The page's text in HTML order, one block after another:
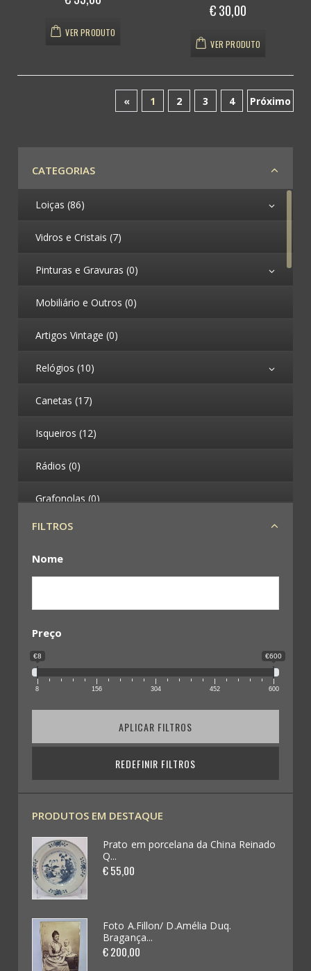
VER PRODUTO
€ 30,00
VER PRODUTO
« 1(atual)
2 3 4 Próximo
CATEGORIAS
Loiças (86)
Vidros e Cristais (7)
Pinturas e Gravuras (0)
Mobiliário e Outros (0)
Artigos Vintage (0)
Relógios (10)
Canetas (17)
Isqueiros (12)
Rádios (0)
Grafonolas (0)
Telefones (0)
Máquinas Fotográficas (4)
Leques (0)
Militária (78)
Condecorações (7)
Publicidade em Chapas / Cartazes (0)
Futebol / Desportos diversos (33)
Automobilia (62)
Videojogos e Consolas (4)
Brinquedos (62)
FILTROS
Nome
Preço
€8 €600
8 156 304 452 600
APLICAR FILTROS
REDEFINIR FILTROS
PRODUTOS EM DESTAQUE
Prato em porcelana da China Reinado
Q...
€ 55,00
Foto A.Fillon/ D.Amélia Duq.
Bragança...
€ 200,00